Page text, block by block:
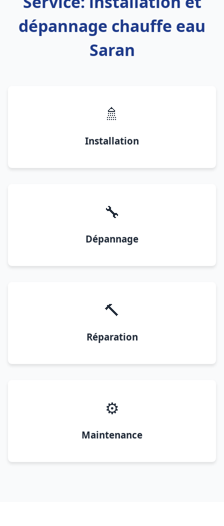
dépannage chauffe eau
Saran
🚿
Installation
🔧
Dépannage
🔨
Réparation
⚙️
Maintenance